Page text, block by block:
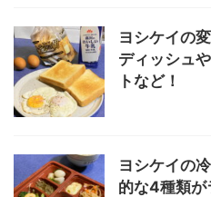
ヨシケイの
ディッシュ
トなど！
ヨシケイの
的な4種類が